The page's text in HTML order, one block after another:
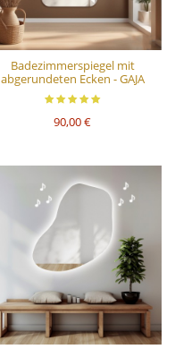
Badezimmerspiegel mit
abgerundeten Ecken - GAJA
90,00 €